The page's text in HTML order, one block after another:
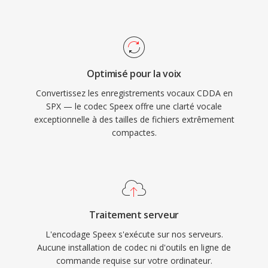
du gain, dès fonctionnalités que les codecs
concurrents deleguent généralement à dès
bibliothèques externes. Bien que ses créateurs
recommandent officiellement Opus comme
successeur depuis 2012, Speex reste deploye
dans les systèmes VoIP anciens, les
Optimisé pour la voix
Convertissez les enregistrements vocaux CDDA en
SPX — le codec Speex offre une clarté vocale
exceptionnelle à des tailles de fichiers extrêmement
compactes.
Traitement serveur
L'encodage Speex s'exécute sur nos serveurs.
Aucune installation de codec ni d'outils en ligne de
commande requise sur votre ordinateur.